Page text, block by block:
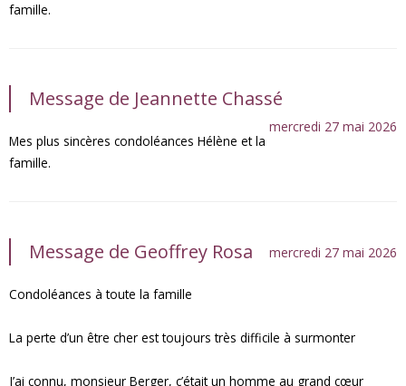
famille.
Message de Jeannette Chassé
mercredi 27 mai 2026
Mes plus sincères condoléances Hélène et la
famille.
Message de Geoffrey Rosa mercredi 27 mai 2026
Condoléances à toute la famille
La perte d’un être cher est toujours très difficile à surmonter
J’ai connu, monsieur Berger, c’était un homme au grand cœur